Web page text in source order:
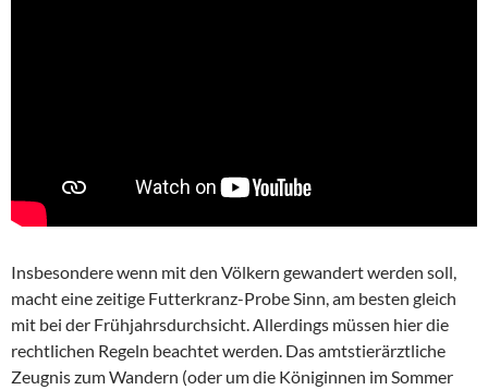
Insbesondere wenn mit den Völkern gewandert werden soll,
macht eine zeitige Futterkranz-Probe Sinn, am besten gleich
mit bei der Frühjahrsdurchsicht. Allerdings müssen hier die
rechtlichen Regeln beachtet werden. Das amtstierärztliche
Zeugnis zum Wandern (oder um die Königinnen im Sommer